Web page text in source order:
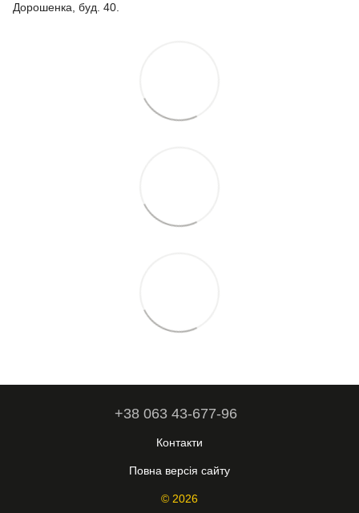
Дорошенка, буд. 40.
+38 063 43-677-96
Контакти
Повна версія сайту
© 2026